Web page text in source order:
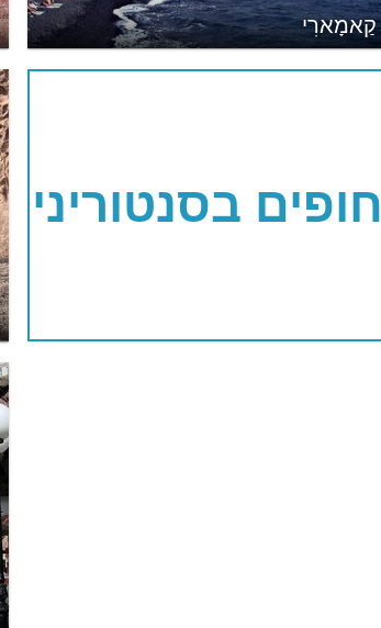
קַאמָארִי
חופים בסנטוריני